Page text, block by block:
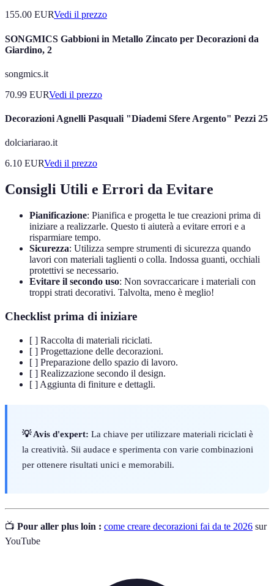
155.00 EURVedi il prezzo
SONGMICS Gabbioni in Metallo Zincato per Decorazioni da
Giardino, 2
songmics.it
70.99 EURVedi il prezzo
Decorazioni Agnelli Pasquali "Diademi Sfere Argento" Pezzi 25
dolciariarao.it
6.10 EURVedi il prezzo
Consigli Utili e Errori da Evitare
Pianificazione: Pianifica e progetta le tue creazioni prima di
iniziare a realizzarle. Questo ti aiuterà a evitare errori e a
risparmiare tempo.
Sicurezza: Utilizza sempre strumenti di sicurezza quando
lavori con materiali taglienti o colla. Indossa guanti, occhiali
protettivi se necessario.
Evitare il secondo uso: Non sovraccaricare i materiali con
troppi strati decorativi. Talvolta, meno è meglio!
Checklist prima di iniziare
[ ] Raccolta di materiali riciclati.
[ ] Progettazione delle decorazioni.
[ ] Preparazione dello spazio di lavoro.
[ ] Realizzazione secondo il design.
[ ] Aggiunta di finiture e dettagli.
💡 Avis d'expert: La chiave per utilizzare materiali riciclati è
la creatività. Sii audace e sperimenta con varie combinazioni
per ottenere risultati unici e memorabili.
📺 Pour aller plus loin : come creare decorazioni fai da te 2026 sur
YouTube